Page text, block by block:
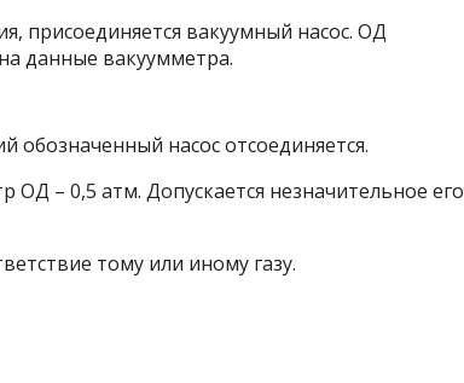
присоединяется вакуумный насос. ОД
данные вакуумметра.
насос отсоединяется.
– 0,5 атм. Допускается незначительное его
тому или иному газу.